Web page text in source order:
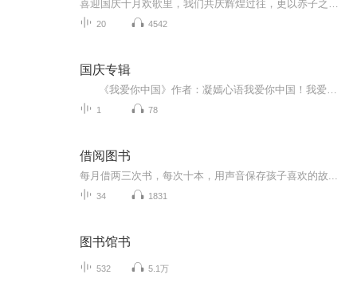
20 4542
国庆专辑
1 78
借阅图书
每月借两三次书，每次十本，用声音保存孩子喜欢的故...
34 1831
图书馆书
532 5.1万